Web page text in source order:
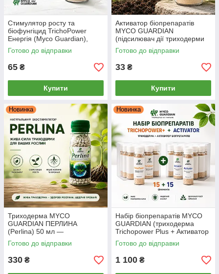
Стимулятор росту та
біофунгіцид TrichoPower
Енергія (Myco Guardian),
Триходерма + Ламінарія, 10 г
Готово до відправки
65 ₴
Купити
Активатор біопрепаратів
MYCO GUARDIAN
(підсилювач дії триходерми
та фунгіцидів), 6.5 г
Готово до відправки
33 ₴
Купити
Новинка
Триходерма MYCO
GUARDIAN ПЕРЛИНА
(Perlina) 50 мл —
біофунгіцид-концентрат,
стимулятор, антистресант
Готово до відправки
330 ₴
Новинка
Набір біопрепаратів MYCO
GUARDIAN (триходерма
Trichopower Plus + Активатор
Біопрепаратів), 15 + 15
флаконів
Готово до відправки
1 100 ₴